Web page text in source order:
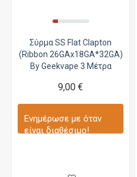
Σύρμα SS Flat Clapton
(Ribbon 26GAx18GA*32GA)
By Geekvape 3 Μέτρα
9,00 €
Ενημέρωσε με όταν
είναι διαθέσιμο!